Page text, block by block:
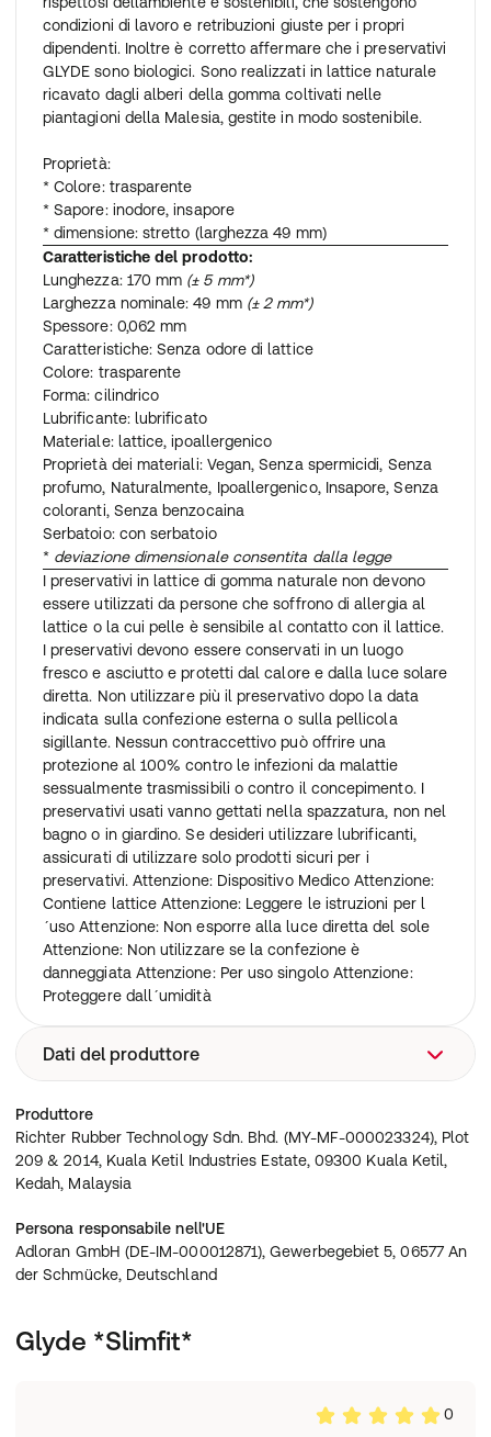
condizioni di lavoro e retribuzioni giuste per i propri
dipendenti. Inoltre è corretto affermare che i preservativi
GLYDE sono biologici. Sono realizzati in lattice naturale
ricavato dagli alberi della gomma coltivati nelle
piantagioni della Malesia, gestite in modo sostenibile.
Proprietà:
* Colore: trasparente
* Sapore: inodore, insapore
* dimensione: stretto (larghezza 49 mm)
Caratteristiche del prodotto:
Lunghezza: 170 mm (± 5 mm*)
Larghezza nominale: 49 mm (± 2 mm*)
Spessore: 0,062 mm
Caratteristiche: Senza odore di lattice
Colore: trasparente
Forma: cilindrico
Lubrificante: lubrificato
Materiale: lattice, ipoallergenico
Proprietà dei materiali: Vegan, Senza spermicidi, Senza
profumo, Naturalmente, Ipoallergenico, Insapore, Senza
coloranti, Senza benzocaina
Serbatoio: con serbatoio
* deviazione dimensionale consentita dalla legge
I preservativi in ​​lattice di gomma naturale non devono
essere utilizzati da persone che soffrono di allergia al
lattice o la cui pelle è sensibile al contatto con il lattice.
I preservativi devono essere conservati in un luogo
fresco e asciutto e protetti dal calore e dalla luce solare
diretta. Non utilizzare più il preservativo dopo la data
indicata sulla confezione esterna o sulla pellicola
sigillante. Nessun contraccettivo può offrire una
protezione al 100% contro le infezioni da malattie
sessualmente trasmissibili o contro il concepimento. I
preservativi usati vanno gettati nella spazzatura, non nel
bagno o in giardino. Se desideri utilizzare lubrificanti,
assicurati di utilizzare solo prodotti sicuri per i
preservativi. Attenzione: Dispositivo Medico Attenzione:
Contiene lattice Attenzione: Leggere le istruzioni per l
´uso Attenzione: Non esporre alla luce diretta del sole
Attenzione: Non utilizzare se la confezione è
danneggiata Attenzione: Per uso singolo Attenzione:
Proteggere dall´umidità
Dati del produttore
Richter Rubber Technology Sdn. Bhd. (MY-MF-
000023324), Plot 209 & 2014, Kuala Ketil Industries
Estate, 09300 Kuala Ketil, Kedah, Malaysia
Produttore
Richter Rubber Technology Sdn. Bhd. (MY-MF-000023324), Plot
209 & 2014, Kuala Ketil Industries Estate, 09300 Kuala Ketil,
Kedah, Malaysia
Persona responsabile nell'UE
Adloran GmbH (DE-IM-000012871), Gewerbegebiet 5, 06577 An
der Schmücke, Deutschland
Glyde *Slimfit*
0